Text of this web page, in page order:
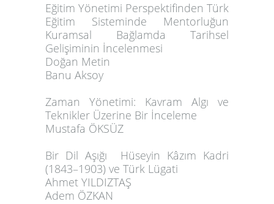
Eğitim Yönetimi Perspektifinden Türk
Eğitim Sisteminde Mentorluğun
Kuramsal Bağlamda Tarihsel
Gelişiminin İncelenmesi
Doğan Metin
Banu Aksoy
Zaman Yönetimi: Kavram Algı ve
Teknikler Üzerine Bir İnceleme
Mustafa ÖKSÜZ
Bir Dil Aşığı Hüseyin Kâzım Kadri
(1843–1903) ve Türk Lügati
Ahmet YILDIZTAŞ
Adem ÖZKAN